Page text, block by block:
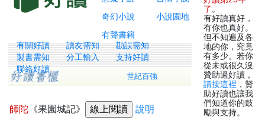
奇幻小說
小說園地
有聲書籍
有關好讀 讀友需知
勘誤需知
製書需知
分工輸入
支持好讀
聯絡好讀
世紀百強
師陀 《果園城記》 說明
了 。
有好讀真好，
有你也真好。
但不知遍及各
地的你，究竟
有多少。若你
從未或很久沒
贊助過好讀，
請按這裡 ，贊
助好讀也讓我
們知道你的鼓
勵與支持。